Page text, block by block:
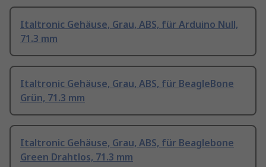
Italtronic Gehäuse, Grau, ABS, für Arduino Null,
71.3 mm
Italtronic Gehäuse, Grau, ABS, für BeagleBone
Grün, 71.3 mm
Italtronic Gehäuse, Grau, ABS, für Beaglebone
Green Drahtlos, 71.3 mm